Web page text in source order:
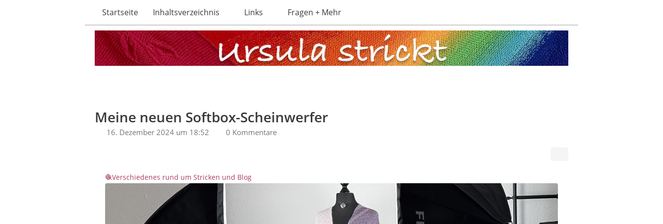
Startseite Inhaltsverzeichnis Links Fragen + Mehr
Meine neuen Softbox-Scheinwerfer
16. Dezember 2024 um 18:52 0 Kommentare
Verschiedenes rund um Stricken und Blog